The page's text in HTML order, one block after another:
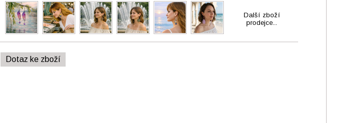
Další zboží
prodejce...
Dotaz ke zboží